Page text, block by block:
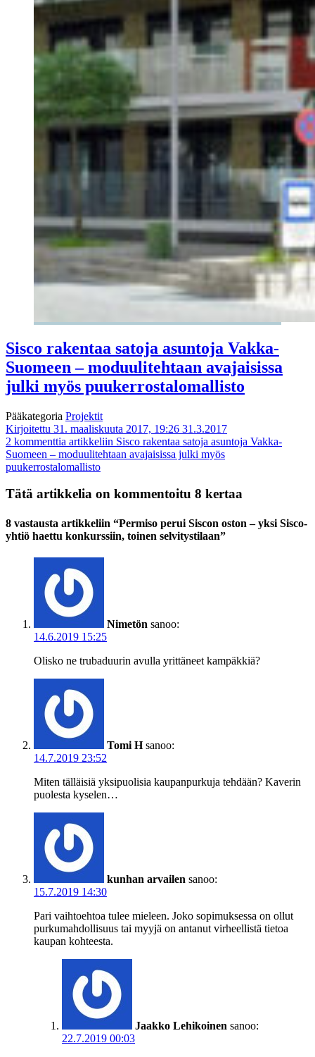
Sisco rakentaa satoja asuntoja Vakka-
Suomeen – moduulitehtaan avajaisissa
julki myös puukerrostalomallisto
Pääkategoria Projektit
Kirjoitettu 31. maaliskuuta 2017, 19:26 31.3.2017
2 kommenttia artikkeliin Sisco rakentaa satoja asuntoja Vakka-
Suomeen – moduulitehtaan avajaisissa julki myös
puukerrostalomallisto
Tätä artikkelia on kommentoitu 8 kertaa
8 vastausta artikkeliin “Permiso perui Siscon oston – yksi Sisco-
yhtiö haettu konkurssiin, toinen selvitystilaan”
Nimetön sanoo:
14.6.2019 15:25
Olisko ne trubaduurin avulla yrittäneet kampäkkiä?
Tomi H sanoo:
14.7.2019 23:52
Miten tälläisiä yksipuolisia kaupanpurkuja tehdään? Kaverin
puolesta kyselen…
kunhan arvailen sanoo:
15.7.2019 14:30
Pari vaihtoehtoa tulee mieleen. Joko sopimuksessa on ollut
purkumahdollisuus tai myyjä on antanut virheellistä tietoa
kaupan kohteesta.
Jaakko Lehikoinen sanoo:
22.7.2019 00:03